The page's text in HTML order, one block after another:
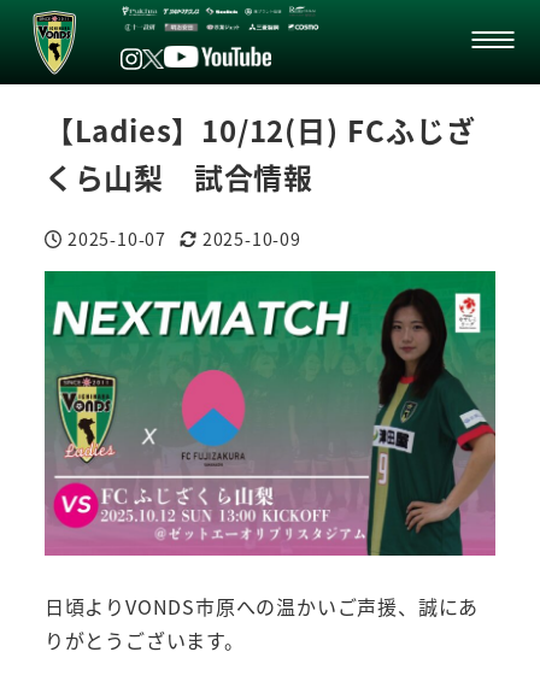
【Ladies】10/12(日) FCふじざ
くら山梨 試合情報
投稿日
2025-10-07
更新日
2025-10-09
日頃よりVONDS市原への温かいご声援、誠にあ
りがとうございます。